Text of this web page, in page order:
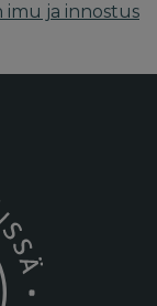
imu ja innostus